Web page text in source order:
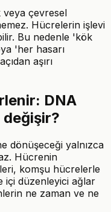
veya çevresel
Hücrelerin işlevi
Bu nedenle 'kök
'her hasarı
aşırı
DNA
değişir?
dönüşeceği yalnızca
Hücrenin
komşu hücrelerle
içi düzenleyici ağlar
ne zaman ve ne